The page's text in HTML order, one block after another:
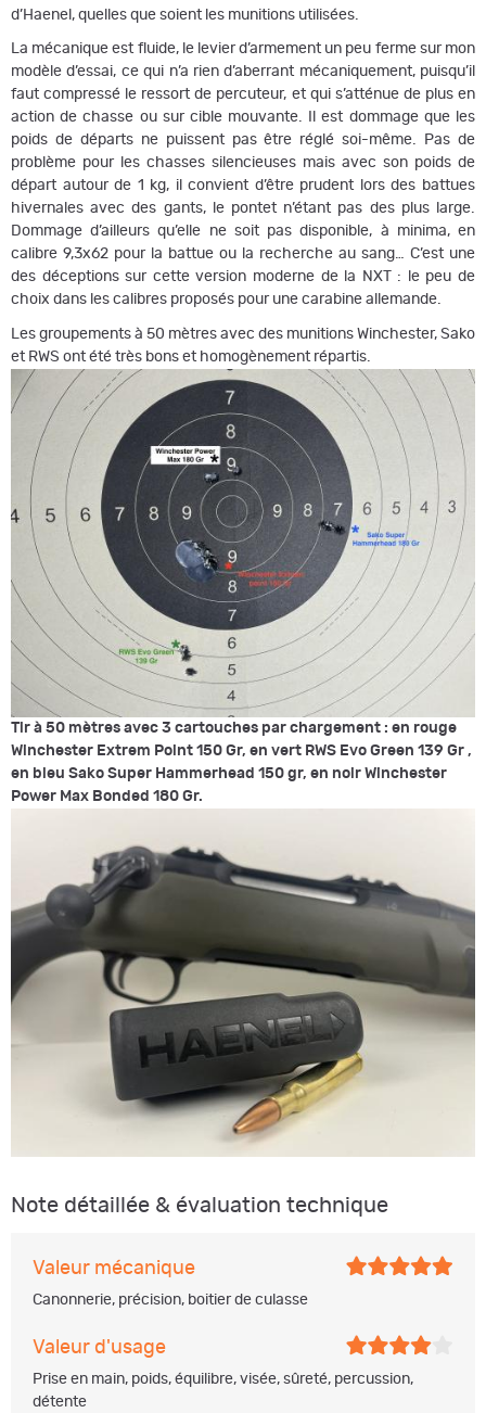
d’Haenel, quelles que soient les munitions utilisées.
La mécanique est fluide, le levier d’armement un peu ferme sur mon
modèle d’essai, ce qui n’a rien d’aberrant mécaniquement, puisqu’il
faut compressé le ressort de percuteur, et qui s’atténue de plus en
action de chasse ou sur cible mouvante. Il est dommage que les
poids de départs ne puissent pas être réglé soi-même. Pas de
problème pour les chasses silencieuses mais avec son poids de
départ autour de 1 kg, il convient d’être prudent lors des battues
hivernales avec des gants, le pontet n’étant pas des plus large.
Dommage d’ailleurs qu’elle ne soit pas disponible, à minima, en
calibre 9,3x62 pour la battue ou la recherche au sang… C’est une
des déceptions sur cette version moderne de la NXT : le peu de
choix dans les calibres proposés pour une carabine allemande.
Les groupements à 50 mètres avec des munitions Winchester, Sako
et RWS ont été très bons et homogènement répartis.
Tir à 50 mètres avec 3 cartouches par chargement : en rouge
Winchester Extrem Point 150 Gr, en vert RWS Evo Green 139 Gr ,
en bleu Sako Super Hammerhead 150 gr, en noir Winchester
Power Max Bonded 180 Gr.
Note détaillée & évaluation technique
Valeur mécanique
Canonnerie, précision, boitier de culasse
Valeur d'usage
Prise en main, poids, équilibre, visée, sûreté, percussion,
détente